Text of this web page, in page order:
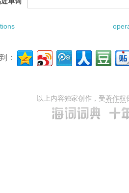
：
以上内容独家创作，受著作权